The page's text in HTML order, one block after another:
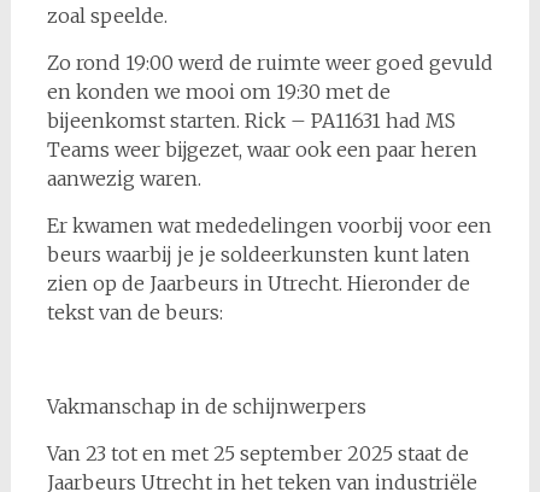
zoal speelde.
Zo rond 19:00 werd de ruimte weer goed gevuld
en konden we mooi om 19:30 met de
bijeenkomst starten. Rick – PA11631 had MS
Teams weer bijgezet, waar ook een paar heren
aanwezig waren.
Er kwamen wat mededelingen voorbij voor een
beurs waarbij je je soldeerkunsten kunt laten
zien op de Jaarbeurs in Utrecht. Hieronder de
tekst van de beurs:
Vakmanschap in de schijnwerpers
Van 23 tot en met 25 september 2025 staat de
Jaarbeurs Utrecht in het teken van industriële